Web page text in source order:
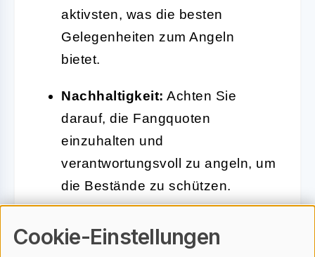
aktivsten, was die besten
Gelegenheiten zum Angeln
bietet.
Nachhaltigkeit: Achten Sie
darauf, die Fangquoten
einzuhalten und
verantwortungsvoll zu angeln, um
die Bestände zu schützen.
Das Angeln auf Pollack ist nicht nur ein
Cookie-Einstellungen